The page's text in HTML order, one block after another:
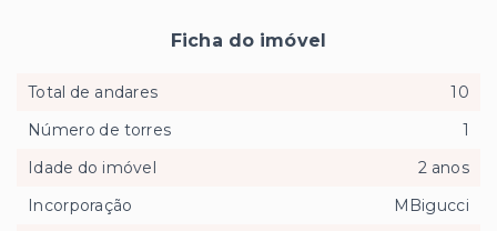
Ficha do imóvel
Total de andares
10
Número de torres
1
Idade do imóvel
2 anos
Incorporação
MBigucci